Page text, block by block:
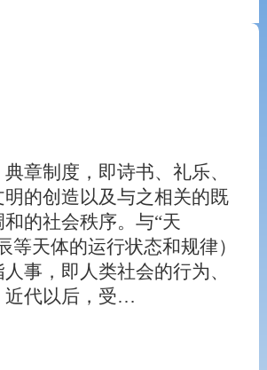
章制度，即诗书、礼乐、
的创造以及与之相关的既
的社会秩序。与“天
等天体的运行状态和规律）
事，即人类社会的行为、
近代以后，受…